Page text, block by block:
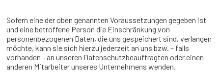
Sofern eine der oben genannten Voraussetzungen gegeben ist
und eine betroffene Person die Einschränkung von
personenbezogenen Daten, die uns gespeichert sind, verlangen
möchte, kann sie sich hierzu jederzeit an uns bzw. – falls
vorhanden - an unseren Datenschutzbeauftragten oder einen
anderen Mitarbeiter unseres Unternehmens wenden.